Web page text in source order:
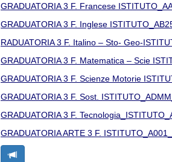
GRADUATORIA 3 F. Francese
GRADUATORIA 3 F. Inglese
RADUATORIA 3 F. Italino – Sto- Geo-
GRADUATORIA 3 F. Matematica – Scie
GRADUATORIA 3 F. Scienze Motorie
GRADUATORIA 3 F. Sost.
GRADUATORIA 3 F.
GRADUATORIA ARTE 3 F.